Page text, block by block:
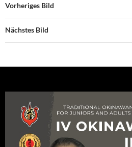
Vorheriges Bild
Nächstes Bild